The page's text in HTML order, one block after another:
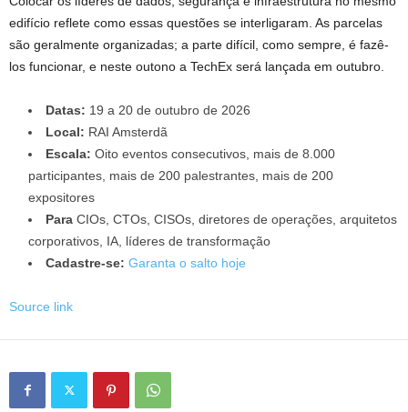
edifício reflete como essas questões se interligaram. As parcelas
são geralmente organizadas; a parte difícil, como sempre, é fazê-
los funcionar, e neste outono a TechEx será lançada em outubro.
Datas: 19 a 20 de outubro de 2026
Local: RAI Amsterdã
Escala: Oito eventos consecutivos, mais de 8.000
participantes, mais de 200 palestrantes, mais de 200
expositores
Para CIOs, CTOs, CISOs, diretores de operações, arquitetos
corporativos, IA, líderes de transformação
Cadastre-se: Garanta o salto hoje
Source link